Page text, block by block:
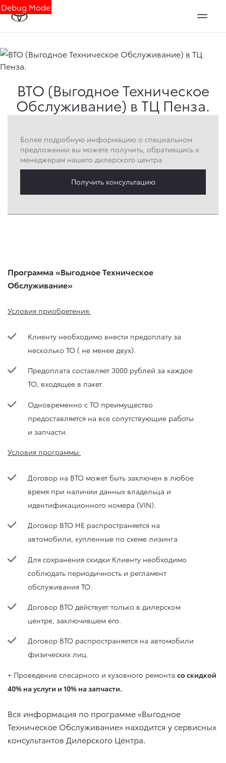
Debug Mode
ВТО (Выгодное Техническое
Обслуживание) в ТЦ Пенза.
Более подробную информацию о специальном
предложении вы можете получить, обратившись к
менеджерам нашего дилерского центра
Получить консультацию
Программа «Выгодное Техническое
Обслуживание»
Условия приобретения:
Клиенту необходимо внести предоплату за
несколько ТО ( не менее двух).
Предоплата составляет 3000 рублей за каждое
ТО, входящее в пакет.
Одновременно с ТО преимущество
предоставляется на все сопутствующие работы
и запчасти.
Условия программы:
Договор на ВТО может быть заключен в любое
время при наличии данных владельца и
идентификационного номера (VIN).
Договор ВТО НЕ распространяется на
автомобили, купленные по схеме лизинга.
Для сохранения скидки Клиенту необходимо
соблюдать периодичность и регламент
обслуживания ТО.
Договор ВТО действует только в дилерском
центре, заключившем его.
Договор ВТО распространяется на автомобили
физических лиц.
+ Проведение слесарного и кузовного ремонта со скидкой
40% на услуги и 10% на запчасти.
Вся информация по программе «Выгодное
Техническое Обслуживание» находится у сервисных
консультантов Дилерского Центра.